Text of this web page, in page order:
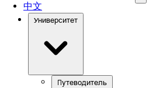
中文
Университет
Путеводитель